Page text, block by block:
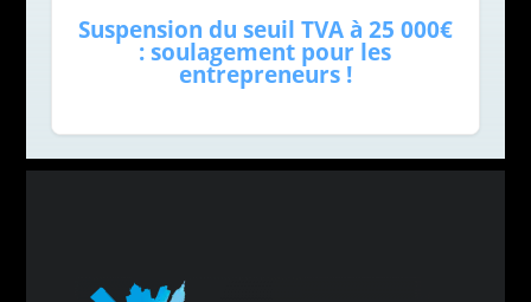
Suspension du seuil TVA à 25 000€
: soulagement pour les
entrepreneurs !